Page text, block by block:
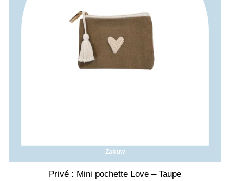
Zakuw
Privé : Mini pochette Love – Taupe